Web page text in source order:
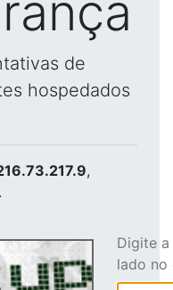
de
hospedados
,
Digite
lado no